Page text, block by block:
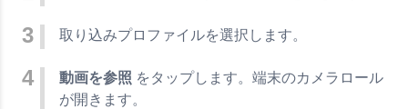
取り込みプロファイルを選択します。
動画を参照 をタップします。端末のカメラロール
が開きます。